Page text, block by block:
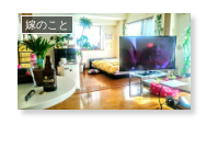
嫁のこと